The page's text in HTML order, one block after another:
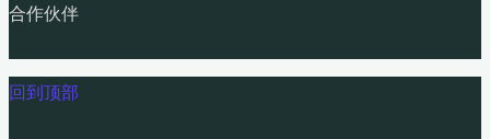
合作伙伴
回到顶部